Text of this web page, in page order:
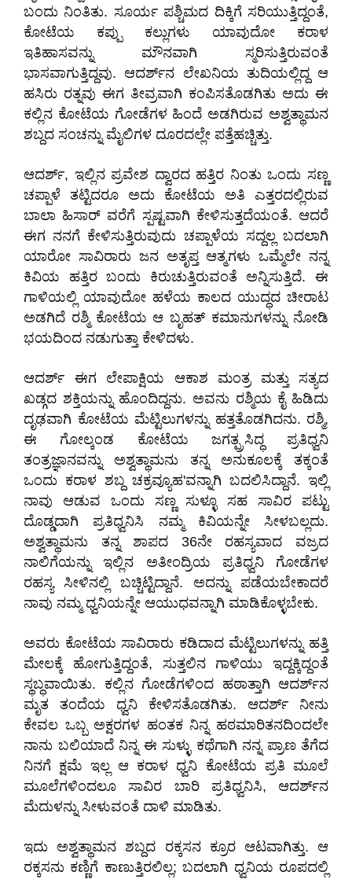
ಬಂದು ನಿಂತಿತು. ಸೂರ್ಯ ಪಶ್ಚಿಮದ ದಿಕ್ಕಿಗೆ ಸರಿಯುತ್ತಿದ್ದಂತೆ,
ಕೋಟೆಯ ಕಪ್ಪು ಕಲ್ಲುಗಳು ಯಾವುದೋ ಕರಾಳ
ಇತಿಹಾಸವನ್ನು ಮೌನವಾಗಿ ಸ್ಮರಿಸುತ್ತಿರುವಂತೆ
ಭಾಸವಾಗುತ್ತಿದ್ದವು. ಆದರ್ಶ್‌ನ ಲೇಖನಿಯ ತುದಿಯಲ್ಲಿದ್ದ ಆ
ಹಸಿರು ರತ್ನವು ಈಗ ತೀವ್ರವಾಗಿ ಕಂಪಿಸತೊಡಗಿತು ಅದು ಈ
ಕಲ್ಲಿನ ಕೋಟೆಯ ಗೋಡೆಗಳ ಹಿಂದೆ ಅಡಗಿರುವ ಅಶ್ವತ್ಥಾಮನ
ಶಬ್ದದ ಸಂಚನ್ನು ಮೈಲಿಗಳ ದೂರದಲ್ಲೇ ಪತ್ತೆಹಚ್ಚಿತ್ತು.
ಆದರ್ಶ್, ಇಲ್ಲಿನ ಪ್ರವೇಶ ದ್ವಾರದ ಹತ್ತಿರ ನಿಂತು ಒಂದು ಸಣ್ಣ
ಚಪ್ಪಾಳೆ ತಟ್ಟಿದರೂ ಅದು ಕೋಟೆಯ ಅತಿ ಎತ್ತರದಲ್ಲಿರುವ
ಬಾಲಾ ಹಿಸಾರ್ ವರೆಗೆ ಸ್ಪಷ್ಟವಾಗಿ ಕೇಳಿಸುತ್ತದೆಯಂತೆ. ಆದರೆ
ಈಗ ನನಗೆ ಕೇಳಿಸುತ್ತಿರುವುದು ಚಪ್ಪಾಳೆಯ ಸದ್ದಲ್ಲ ಬದಲಾಗಿ
ಯಾರೋ ಸಾವಿರಾರು ಜನ ಅತೃಪ್ತ ಆತ್ಮಗಳು ಒಮ್ಮೆಲೇ ನನ್ನ
ಕಿವಿಯ ಹತ್ತಿರ ಬಂದು ಕಿರುಚುತ್ತಿರುವಂತೆ ಅನ್ನಿಸುತ್ತಿದೆ. ಈ
ಗಾಳಿಯಲ್ಲಿ ಯಾವುದೋ ಹಳೆಯ ಕಾಲದ ಯುದ್ಧದ ಚೀರಾಟ
ಅಡಗಿದೆ ರಶ್ಮಿ ಕೋಟೆಯ ಆ ಬೃಹತ್ ಕಮಾನುಗಳನ್ನು ನೋಡಿ
ಭಯದಿಂದ ನಡುಗುತ್ತಾ ಕೇಳಿದಳು.
ಆದರ್ಶ್ ಈಗ ಲೇಪಾಕ್ಷಿಯ ಆಕಾಶ ಮಂತ್ರ ಮತ್ತು ಸತ್ಯದ
ಖಡ್ಗದ ಶಕ್ತಿಯನ್ನು ಹೊಂದಿದ್ದನು. ಅವನು ರಶ್ಮಿಯ ಕೈ ಹಿಡಿದು
ದೃಢವಾಗಿ ಕೋಟೆಯ ಮೆಟ್ಟಿಲುಗಳನ್ನು ಹತ್ತತೊಡಗಿದನು. ರಶ್ಮಿ,
ಈ ಗೋಲ್ಕಂಡ ಕೋಟೆಯ ಜಗತ್ಪ್ರಸಿದ್ಧ ಪ್ರತಿಧ್ವನಿ
ತಂತ್ರಜ್ಞಾನವನ್ನು ಅಶ್ವತ್ಥಾಮನು ತನ್ನ ಅನುಕೂಲಕ್ಕೆ ತಕ್ಕಂತೆ
ಒಂದು ಕರಾಳ ಶಬ್ದ ಚಕ್ರವ್ಯೂಹ'ವನ್ನಾಗಿ ಬದಲಿಸಿದ್ದಾನೆ. ಇಲ್ಲಿ
ನಾವು ಆಡುವ ಒಂದು ಸಣ್ಣ ಸುಳ್ಳೂ ಸಹ ಸಾವಿರ ಪಟ್ಟು
ದೊಡ್ಡದಾಗಿ ಪ್ರತಿಧ್ವನಿಸಿ ನಮ್ಮ ಕಿವಿಯನ್ನೇ ಸೀಳಬಲ್ಲದು.
ಅಶ್ವತ್ಥಾಮನು ತನ್ನ ಶಾಪದ 36ನೇ ರಹಸ್ಯವಾದ ವಜ್ರದ
ನಾಲಿಗೆಯನ್ನು ಇಲ್ಲಿನ ಅತೀಂದ್ರಿಯ ಪ್ರತಿಧ್ವನಿ ಗೋಡೆಗಳ
ರಹಸ್ಯ ಸೀಳಿನಲ್ಲಿ ಬಚ್ಚಿಟ್ಟಿದ್ದಾನೆ. ಅದನ್ನು ಪಡೆಯಬೇಕಾದರೆ
ನಾವು ನಮ್ಮ ಧ್ವನಿಯನ್ನೇ ಆಯುಧವನ್ನಾಗಿ ಮಾಡಿಕೊಳ್ಳಬೇಕು.
ಅವರು ಕೋಟೆಯ ಸಾವಿರಾರು ಕಡಿದಾದ ಮೆಟ್ಟಿಲುಗಳನ್ನು ಹತ್ತಿ
ಮೇಲಕ್ಕೆ ಹೋಗುತ್ತಿದ್ದಂತೆ, ಸುತ್ತಲಿನ ಗಾಳಿಯು ಇದ್ದಕ್ಕಿದ್ದಂತೆ
ಸ್ಥಬ್ಧವಾಯಿತು. ಕಲ್ಲಿನ ಗೋಡೆಗಳಿಂದ ಹಠಾತ್ತಾಗಿ ಆದರ್ಶ್‌ನ
ಮೃತ ತಂದೆಯ ಧ್ವನಿ ಕೇಳಿಸತೊಡಗಿತು. ಆದರ್ಶ್ ನೀನು
ಕೇವಲ ಒಬ್ಬ ಅಕ್ಷರಗಳ ಹಂತಕ ನಿನ್ನ ಹಠಮಾರಿತನದಿಂದಲೇ
ನಾನು ಬಲಿಯಾದೆ ನಿನ್ನ ಈ ಸುಳ್ಳು ಕಥೆಗಾಗಿ ನನ್ನ ಪ್ರಾಣ ತೆಗೆದ
ನಿನಗೆ ಕ್ಷಮೆ ಇಲ್ಲ ಆ ಕರಾಳ ಧ್ವನಿ ಕೋಟೆಯ ಪ್ರತಿ ಮೂಲೆ
ಮೂಲೆಗಳಿಂದಲೂ ಸಾವಿರ ಬಾರಿ ಪ್ರತಿಧ್ವನಿಸಿ, ಆದರ್ಶ್‌ನ
ಮೆದುಳನ್ನು ಸೀಳುವಂತೆ ದಾಳಿ ಮಾಡಿತು.
ಇದು ಅಶ್ವತ್ಥಾಮನ ಶಬ್ದದ ರಕ್ಕಸನ ಕ್ರೂರ ಆಟವಾಗಿತ್ತು. ಆ
ರಕ್ಕಸನು ಕಣ್ಣಿಗೆ ಕಾಣುತ್ತಿರಲಿಲ್ಲ; ಬದಲಾಗಿ ಧ್ವನಿಯ ರೂಪದಲ್ಲಿ